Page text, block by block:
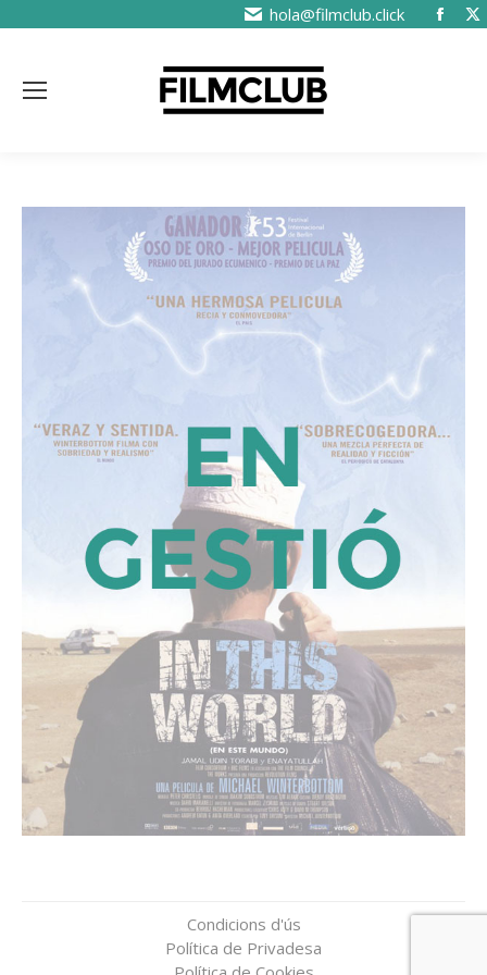
hola@filmclub.click
Condicions d'ús
Política de Privadesa